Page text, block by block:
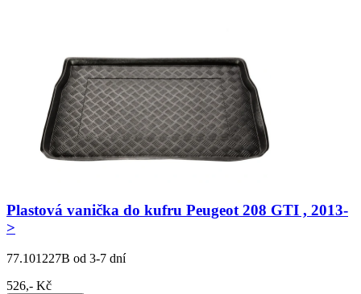
Plastová vanička do kufru Peugeot 208 GTI , 2013-
>
77.101227B od 3-7 dní
526,- Kč